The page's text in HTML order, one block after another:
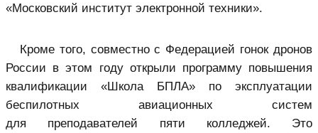
«Московский институт электронной техники».
Кроме того, совместно с Федерацией гонок дронов
России в этом году открыли программу повышения
квалификации «Школа БПЛА» по эксплуатации
беспилотных авиационных систем
для преподавателей пяти колледжей. Это